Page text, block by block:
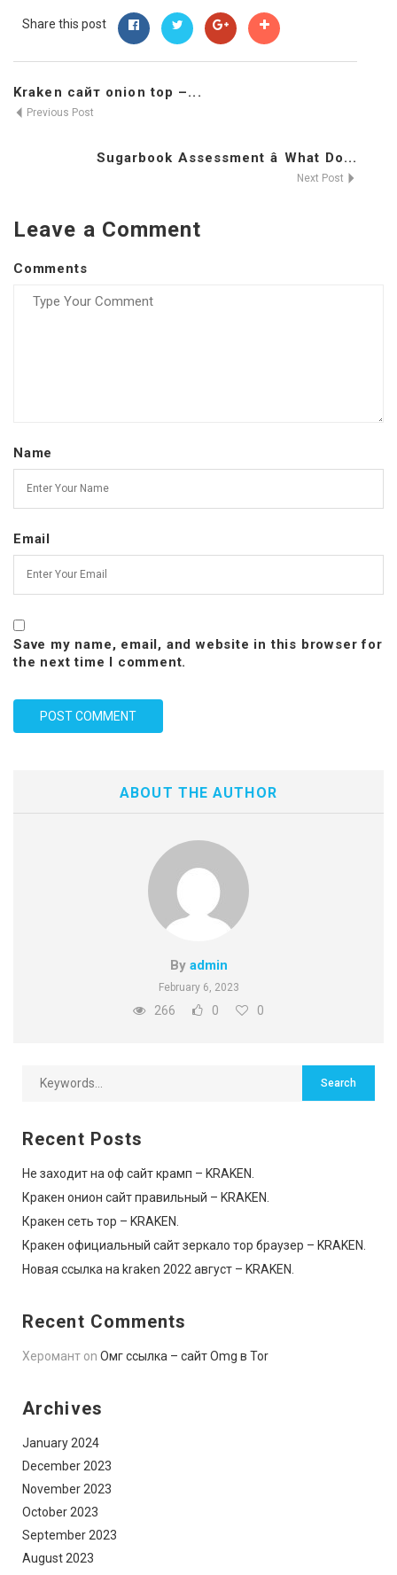
Share this post
Kraken сайт onion top –...
Previous Post
Sugarbook Assessment â What Do...
Next Post
Leave a Comment
Comments
Name
Email
Save my name, email, and website in this browser for
the next time I comment.
ABOUT THE AUTHOR
By admin
February 6, 2023
266 0 0
Recent Posts
Не заходит на оф сайт крамп – KRAKEN.
Кракен онион сайт правильный – KRAKEN.
Кракен сеть тор – KRAKEN.
Кракен официальный сайт зеркало тор браузер – KRAKEN.
Новая ссылка на kraken 2022 август – KRAKEN.
Recent Comments
Херомант on Омг ссылка – сайт Omg в Tor
Archives
January 2024
December 2023
November 2023
October 2023
September 2023
August 2023